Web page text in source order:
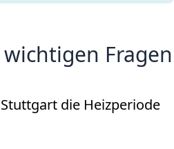
Fragen
die Heizperiode